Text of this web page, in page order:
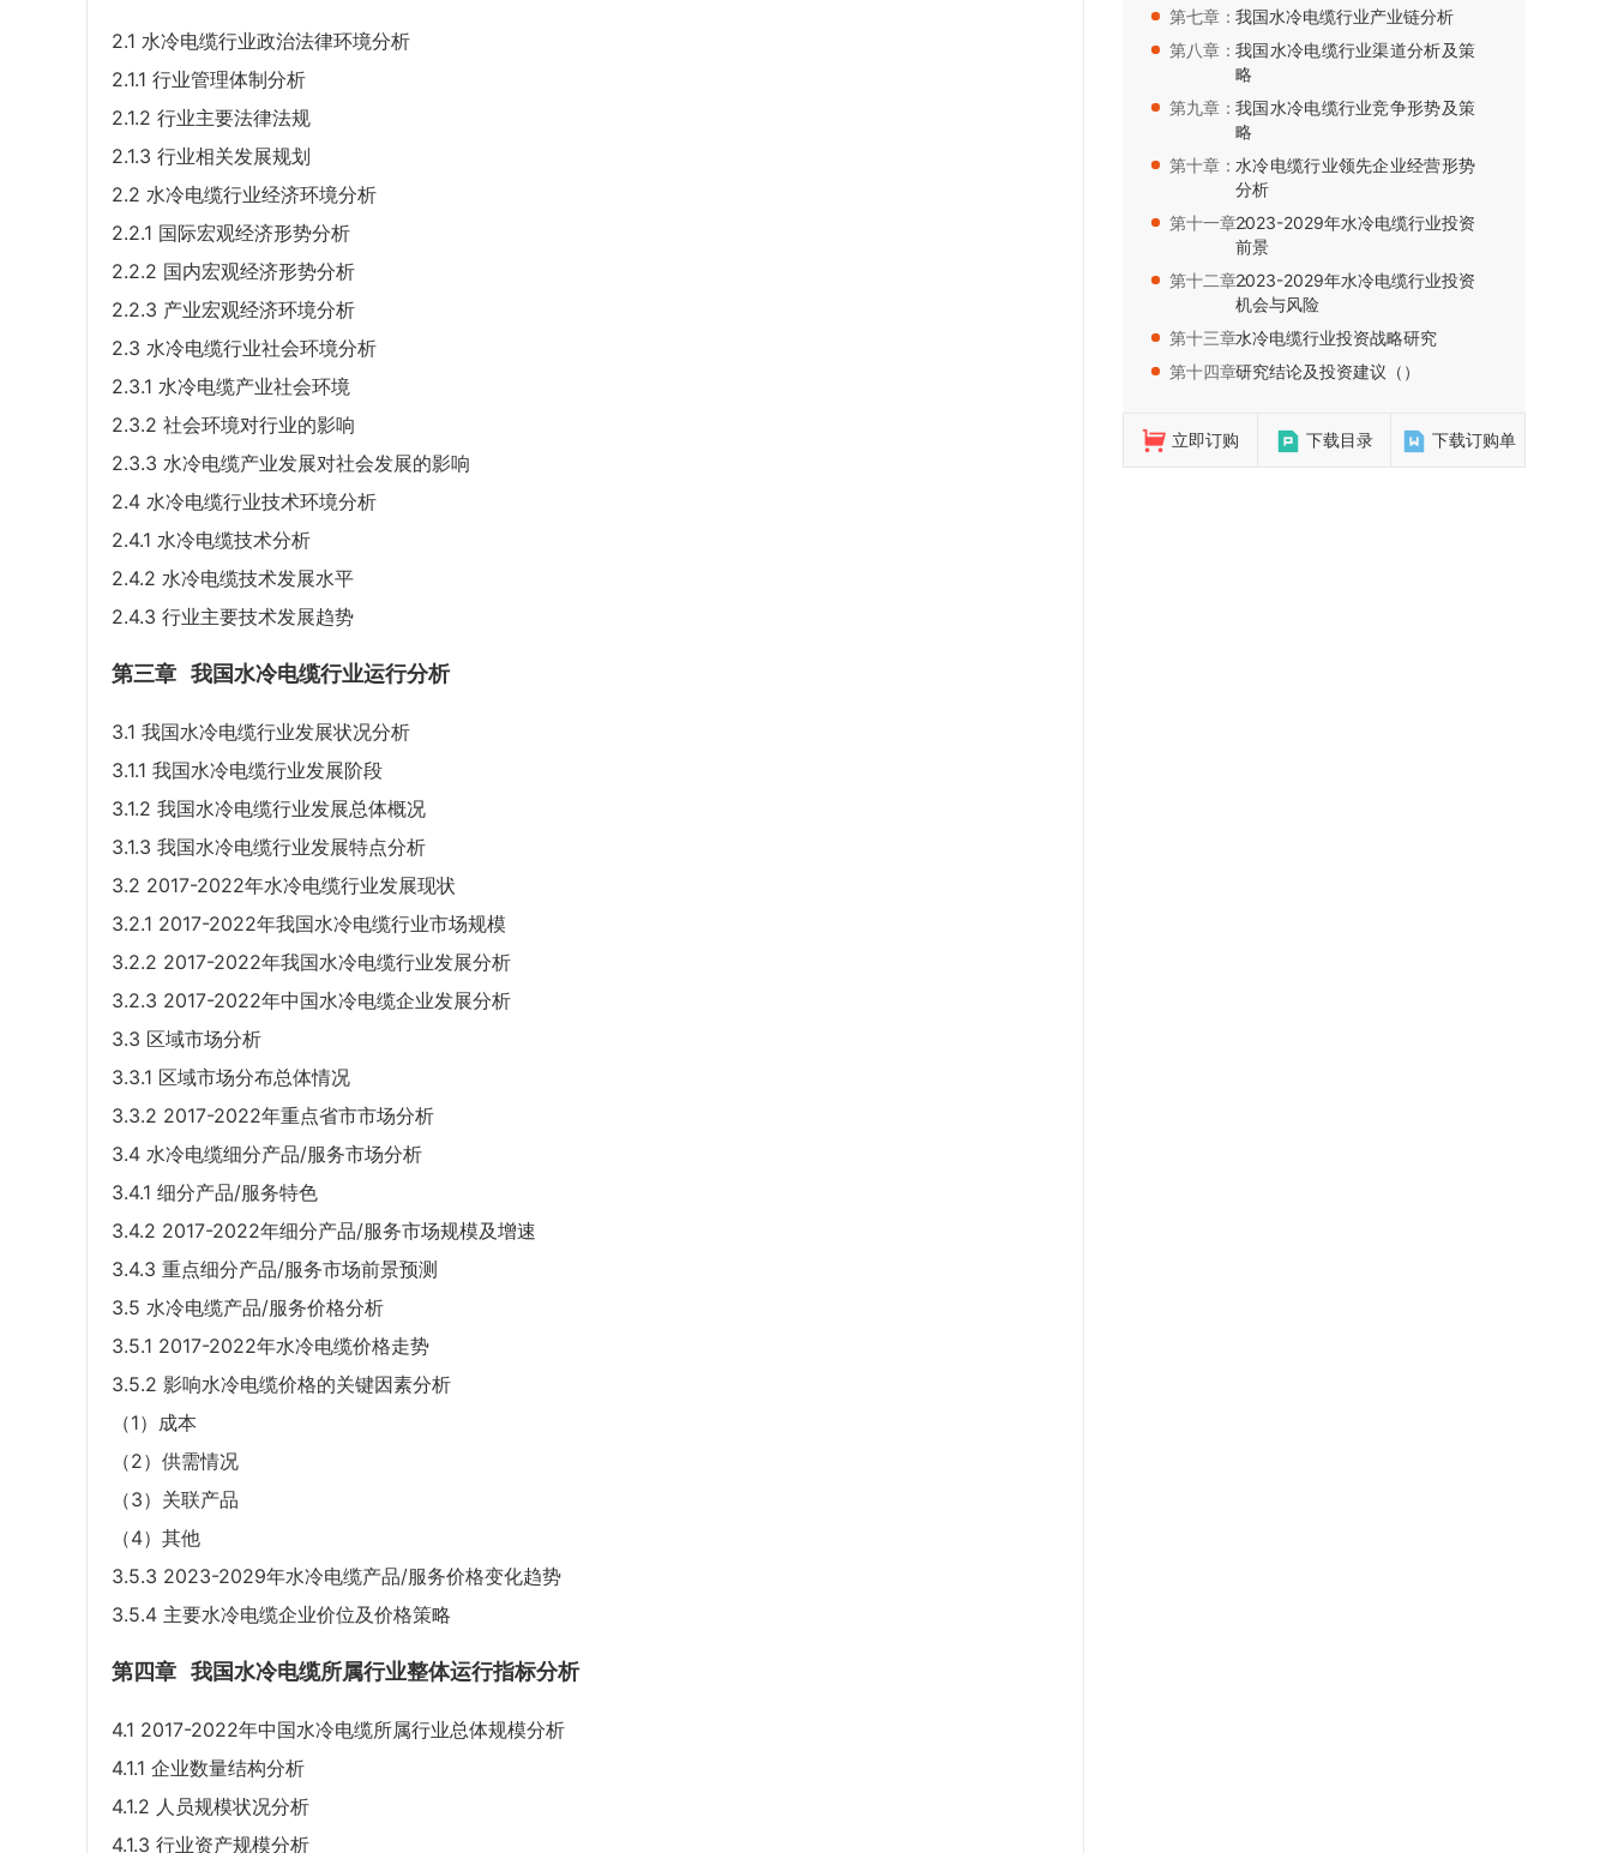
2.1 水冷电缆行业政治法律环境分析
2.1.1 行业管理体制分析
2.1.2 行业主要法律法规
2.1.3 行业相关发展规划
2.2 水冷电缆行业经济环境分析
2.2.1 国际宏观经济形势分析
2.2.2 国内宏观经济形势分析
2.2.3 产业宏观经济环境分析
2.3 水冷电缆行业社会环境分析
2.3.1 水冷电缆产业社会环境
2.3.2 社会环境对行业的影响
2.3.3 水冷电缆产业发展对社会发展的影响
2.4 水冷电缆行业技术环境分析
2.4.1 水冷电缆技术分析
2.4.2 水冷电缆技术发展水平
2.4.3 行业主要技术发展趋势
第三章 我国水冷电缆行业运行分析
3.1 我国水冷电缆行业发展状况分析
3.1.1 我国水冷电缆行业发展阶段
3.1.2 我国水冷电缆行业发展总体概况
3.1.3 我国水冷电缆行业发展特点分析
3.2 2017-2022年水冷电缆行业发展现状
3.2.1 2017-2022年我国水冷电缆行业市场规模
3.2.2 2017-2022年我国水冷电缆行业发展分析
3.2.3 2017-2022年中国水冷电缆企业发展分析
3.3 区域市场分析
3.3.1 区域市场分布总体情况
3.3.2 2017-2022年重点省市市场分析
3.4 水冷电缆细分产品/服务市场分析
3.4.1 细分产品/服务特色
3.4.2 2017-2022年细分产品/服务市场规模及增速
3.4.3 重点细分产品/服务市场前景预测
3.5 水冷电缆产品/服务价格分析
3.5.1 2017-2022年水冷电缆价格走势
3.5.2 影响水冷电缆价格的关键因素分析
（1）成本
（2）供需情况
（3）关联产品
（4）其他
3.5.3 2023-2029年水冷电缆产品/服务价格变化趋势
3.5.4 主要水冷电缆企业价位及价格策略
第四章 我国水冷电缆所属行业整体运行指标分析
4.1 2017-2022年中国水冷电缆所属行业总体规模分析
4.1.1 企业数量结构分析
4.1.2 人员规模状况分析
4.1.3 行业资产规模分析
第七章：我国水冷电缆行业产业链分析
第八章：我国水冷电缆行业渠道分析及策
略
第九章：我国水冷电缆行业竞争形势及策
略
第十章：水冷电缆行业领先企业经营形势
分析
第十一章：2023-2029年水冷电缆行业投资
前景
第十二章：2023-2029年水冷电缆行业投资
机会与风险
第十三章：水冷电缆行业投资战略研究
第十四章：研究结论及投资建议（）
立即订购 下载目录 下载订购单